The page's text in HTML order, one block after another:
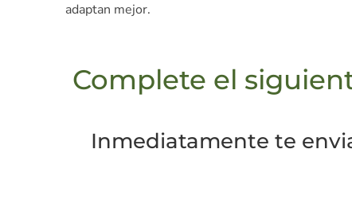
adaptan mejor.
Complete el
Inmediatamente te